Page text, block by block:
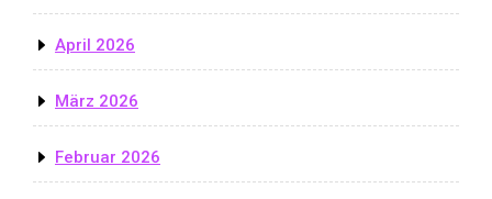
April 2026
März 2026
Februar 2026